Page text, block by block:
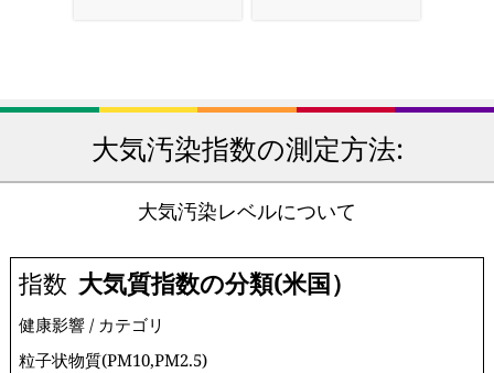
大気汚染指数の測定方法:
大気汚染レベルについて
指数 大気質指数の分類(米国）
健康影響 / カテゴリ
粒子状物質(PM10,PM2.5)